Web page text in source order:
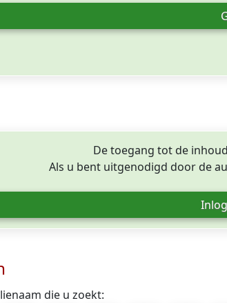
De toegang tot de
Als u bent uitgenodigd door de
die u zoekt: